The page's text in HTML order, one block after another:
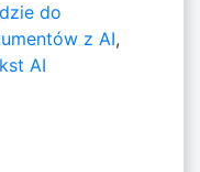
do
z AI,
AI